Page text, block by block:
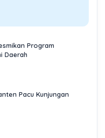
Program
Daerah
Pacu Kunjungan